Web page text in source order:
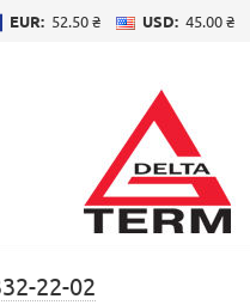
EUR: 52.50 ₴ USD: 45.00 ₴
22-02